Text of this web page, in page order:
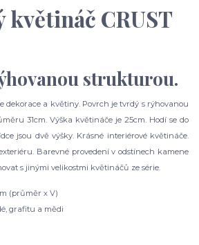
květináč CRUST
strukturou.
dekorace a květiny. Povrch je tvrdý s rýhovanou
31cm. Výška květináče je 25cm. Hodí se do
jsou dvě výšky. Krásné interiérové ​​květináče.
Barevné provedení v odstínech kamene
s jinými velikostmi květináčů ze série.
(průměr x V)
grafitu a mědi